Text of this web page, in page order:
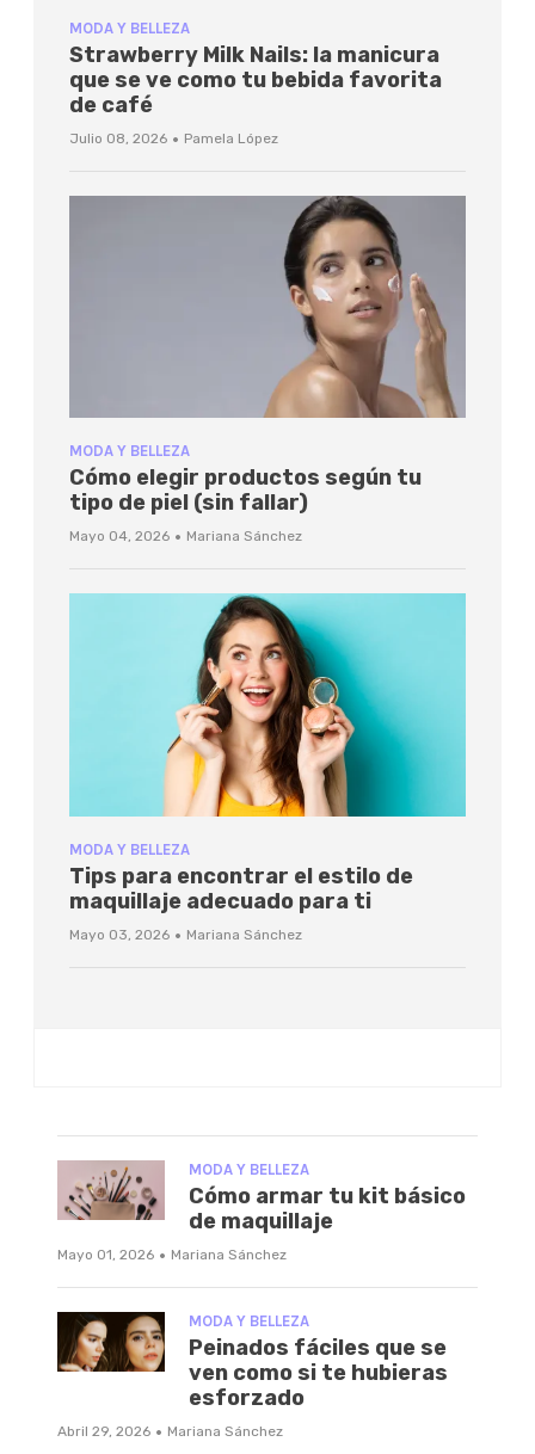
MODA Y BELLEZA
Strawberry Milk Nails: la manicura
que se ve como tu bebida favorita
de café
Julio 08, 2026 · Pamela López
MODA Y BELLEZA
Cómo elegir productos según tu
tipo de piel (sin fallar)
Mayo 04, 2026 · Mariana Sánchez
MODA Y BELLEZA
Tips para encontrar el estilo de
maquillaje adecuado para ti
Mayo 03, 2026 · Mariana Sánchez
MODA Y BELLEZA
Cómo armar tu kit básico
de maquillaje
Mayo 01, 2026 · Mariana Sánchez
MODA Y BELLEZA
Peinados fáciles que se
ven como si te hubieras
esforzado
Abril 29, 2026 · Mariana Sánchez